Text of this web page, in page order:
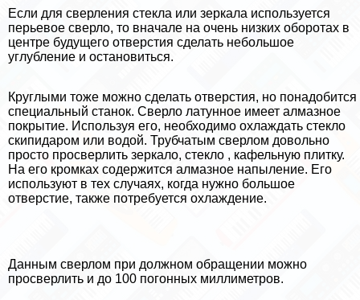
Если для сверления стекла или зеркала используется
перьевое сверло, то вначале на очень низких оборотах в
центре будущего отверстия сделать небольшое
углубление и остановиться.
Круглыми тоже можно сделать отверстия, но понадобится
специальный станок. Сверло латунное имеет алмазное
покрытие. Используя его, необходимо охлаждать стекло
скипидapом или водой. Трубчатым сверлом довольно
просто просверлить зеркало, стекло , кафельную плитку.
На его кромках содержится алмазное напыление. Его
используют в тех случаях, когда нужно большое
отверстие, также потребуется охлаждение.
Данным сверлом при должном обращении можно
просверлить и до 100 погонных миллиметров.